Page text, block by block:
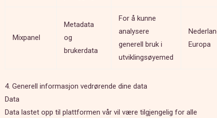
Mixpanel
Metadata
og
brukerdata
For å kunne
analysere
generell bruk i
utviklingsøyemed
Europa
4. Generell informasjon vedrørende dine data
Data
Data lastet opp til plattformen vår vil være tilgjengelig for alle